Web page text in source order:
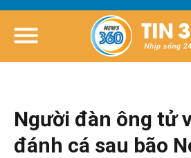
Người đàn ông tử
đánh cá sau bão